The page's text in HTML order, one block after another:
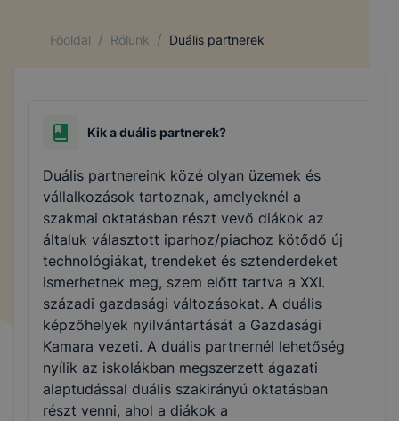
Főoldal / Rólunk / Duális partnerek
Kik a duális partnerek?
Duális partnereink közé olyan üzemek és
vállalkozások tartoznak, amelyeknél a
szakmai oktatásban részt vevő diákok az
általuk választott iparhoz/piachoz kötődő új
technológiákat, trendeket és sztenderdeket
ismerhetnek meg, szem előtt tartva a XXI.
századi gazdasági változásokat. A duális
képzőhelyek nyilvántartását a Gazdasági
Kamara vezeti. A duális partnernél lehetőség
nyílik az iskolákban megszerzett ágazati
alaptudással duális szakirányú oktatásban
részt venni, ahol a diákok a